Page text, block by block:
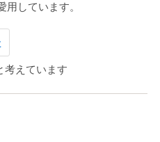
用しています。
考えています